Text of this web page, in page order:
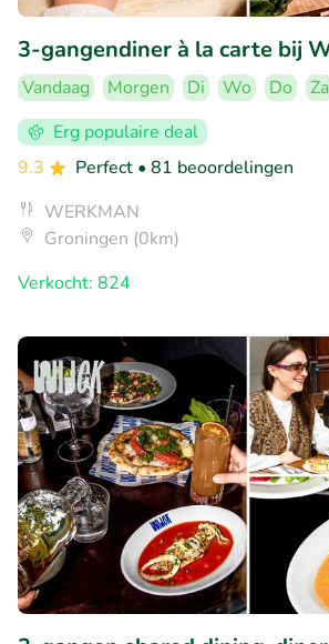
3-gangendiner à la carte bij
Vandaag Morgen Di Wo Do
Za
Erg populaire deal
9.3
Perfect • 81 beoordelingen
WERKMAN
Groningen (0km)
Verkocht: 824